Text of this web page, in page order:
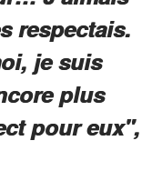
respectais.
je suis
plus
pour eux",